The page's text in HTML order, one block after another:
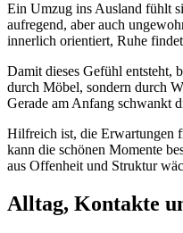
Ein Umzug ins Ausland fühlt
aufregend, aber auch
innerlich orientiert, Ruhe
Damit dieses Gefühl entsteht,
durch Möbel, sondern durch
Gerade am Anfang schwankt
Hilfreich ist, die Erwartungen
kann die schönen Momente
aus Offenheit und Struktur
Alltag, Kontakte